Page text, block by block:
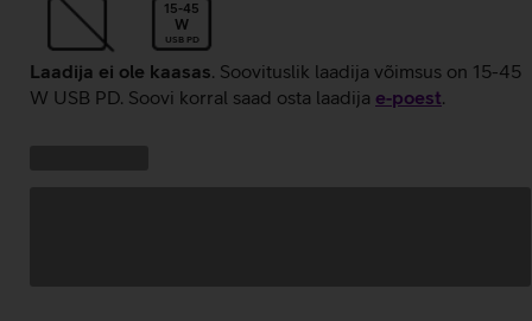
15-45
W
USB PD
Laadija ei ole kaasas. Soovituslik laadija võimsus on 15-45
W USB PD. Soovi korral saad osta laadija e‑poest.